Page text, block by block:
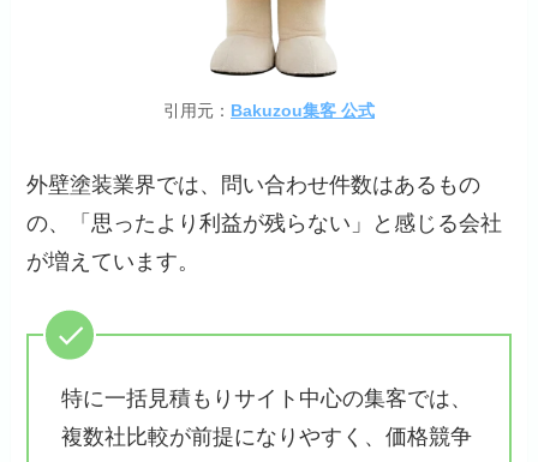
引用元： Bakuzou集客 公式
外壁塗装業界では、問い合わせ件数はあるもの
の、「思ったより利益が残らない」と感じる会社
が増えています。
特に一括見積もりサイト中心の集客では、
複数社比較が前提になりやすく、価格競争